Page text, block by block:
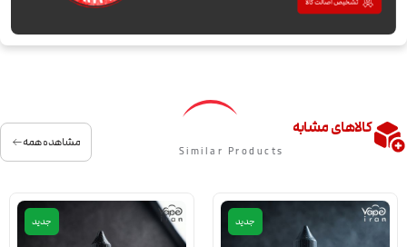
کالاهای مشابه
Similar Products
مشاهده همه
جدید جدید